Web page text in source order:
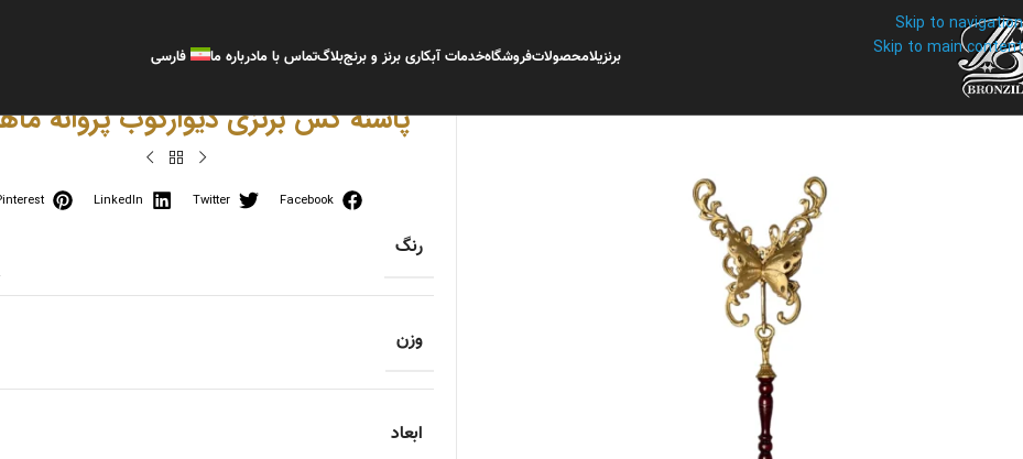
Skip to navigation
Skip to main content
برنزیلامحصولاتفروشگاهخدمات آبکاری برنز و برنجبلاگتماس با مادرباره ما فارسی
پاشنه کس برنزی دیوارکوب پروانه
Facebook
Twitter
LinkedIn
رنگ
وزن
ابعاد